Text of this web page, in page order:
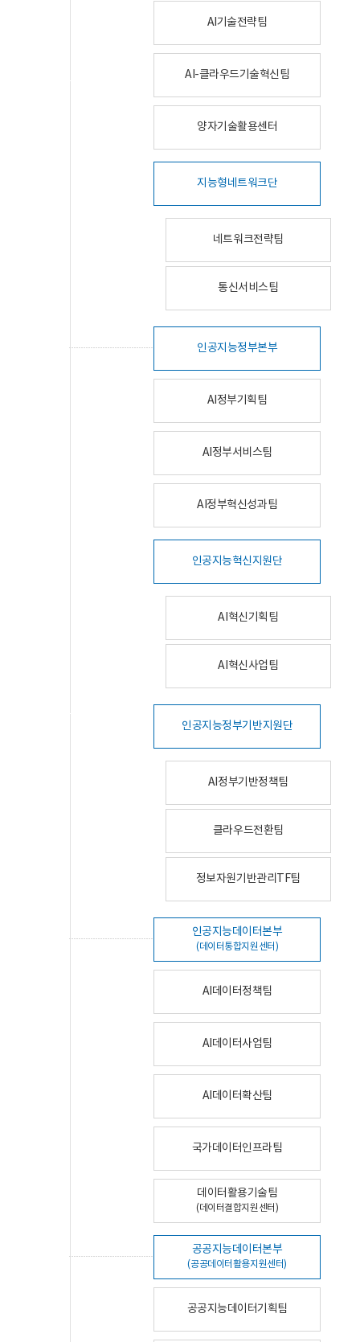
AI기술전략팀
AI-클라우드기술혁신팀
양자기술활용센터
지능형네트워크단
네트워크전략팀
통신서비스팀
인공지능정부본부
AI정부기획팀
AI정부서비스팀
AI정부혁신성과팀
인공지능혁신지원단
AI혁신기획팀
AI혁신사업팀
인공지능정부기반지원단
AI정부기반정책팀
클라우드전환팀
정보자원기반관리TF팀
인공지능데이터본부
(데이터통합지원센터)
AI데이터정책팀
AI데이터사업팀
AI데이터확산팀
국가데이터인프라팀
데이터활용기술팀
(데이터결합지원센터)
공공지능데이터본부
(공공데이터활용지원센터)
공공지능데이터기획팀